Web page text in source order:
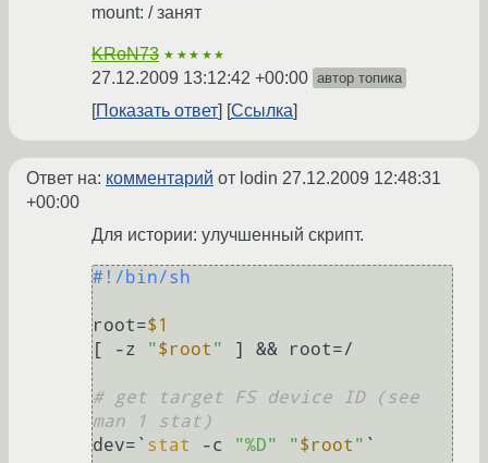
mount: / занят
KRoN73 ★★★★★
27.12.2009 13:12:42 +00:00 автор топика
Показать ответ Ссылка
Ответ на: комментарий от lodin 27.12.2009 12:48:31
+00:00
Для истории: улучшенный скрипт.
#!/bin/sh
root=$1
[ -z
"$root " ] && root=/
# get target FS device ID (see
man 1 stat)
dev=` stat -c "%D" "$root " `